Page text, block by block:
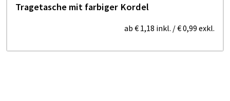
Tragetasche mit farbiger Kordel
ab € 1,18 inkl. /€ 0,99 exkl.